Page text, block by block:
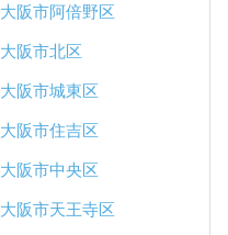
大阪市阿倍野区
大阪市北区
大阪市城東区
大阪市住吉区
大阪市中央区
大阪市天王寺区